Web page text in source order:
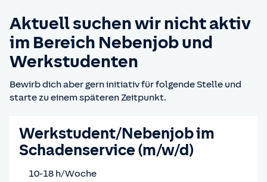
Aktuell suchen wir nicht aktiv
im Bereich Nebenjob und
Werkstudenten
Bewirb dich aber gern initiativ für folgende Stelle und
starte zu einem späteren Zeitpunkt.
Werkstudent/Nebenjob im
Schadenservice (m/w/d)
10-18 h/Woche